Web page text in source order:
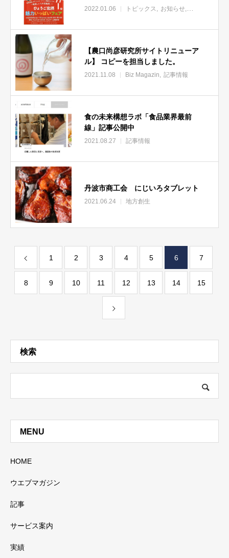
2022.01.06 トピックス お知らせ
【農口尚彦研究所サイトリニューア
ル】 コピーを担当しました。
2021.11.08 Biz Magazin 記事情報
食の未来構想ラボ「食品業界最前
線」記事公開中
2021.08.27 記事情報
丹波市商工会 にじいろタブレット
2021.06.24 地方創生
1 2 3 4 5 6 7
8 9 10 11 12 13 14 15
検索
MENU
HOME
ウエブマガジン
記事
サービス案内
実績